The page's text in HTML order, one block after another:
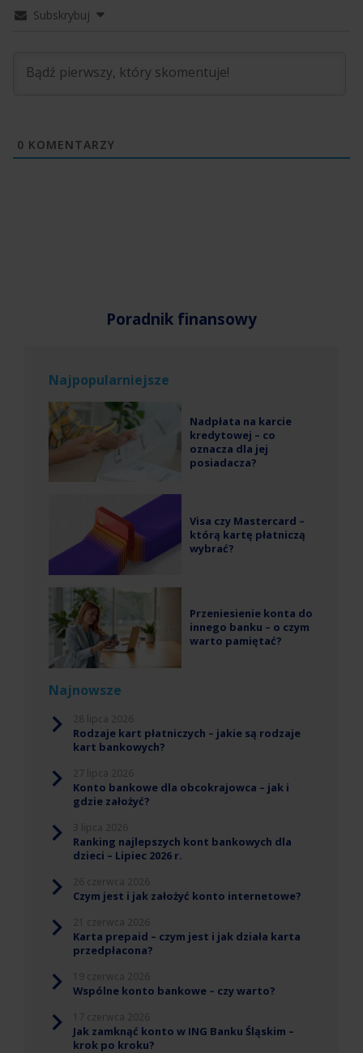
Subskrybuj
0 KOMENTARZY
Poradnik finansowy
Najpopularniejsze
Nadpłata na karcie
kredytowej – co
oznacza dla jej
posiadacza?
Visa czy Mastercard –
którą kartę płatniczą
wybrać?
Przeniesienie konta do
innego banku – o czym
warto pamiętać?
Najnowsze
Rodzaje kart płatniczych – jakie są rodzaje
kart bankowych?
Konto bankowe dla obcokrajowca – jak i
gdzie założyć?
Ranking najlepszych kont bankowych dla
dzieci – Lipiec 2026 r.
Czym jest i jak założyć konto internetowe?
Karta prepaid – czym jest i jak działa karta
przedpłacona?
Wspólne konto bankowe – czy warto?
Jak zamknąć konto w ING Banku Śląskim –
krok po kroku?